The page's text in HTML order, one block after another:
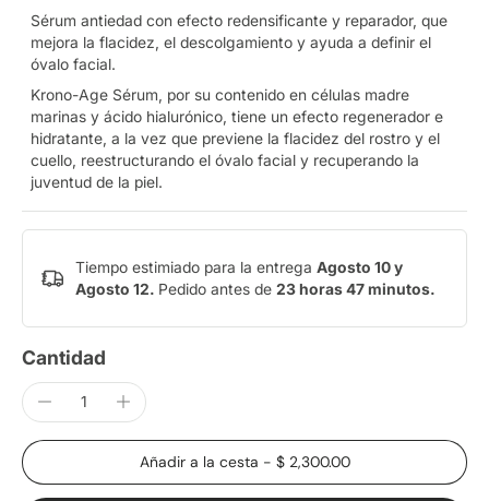
Sérum antiedad con efecto redensificante y reparador, que
mejora la flacidez, el descolgamiento y ayuda a definir el
óvalo facial.
Krono-Age Sérum, por su contenido en células madre
marinas y ácido hialurónico, tiene un efecto regenerador e
hidratante, a la vez que previene la flacidez del rostro y el
cuello, reestructurando el óvalo facial y recuperando la
juventud de la piel.
Tiempo estimiado para la entrega Agosto 10 y
Agosto 12. Pedido antes de 23 horas 47 minutos.
Cantidad
Añadir a la cesta - $ 2,300.00